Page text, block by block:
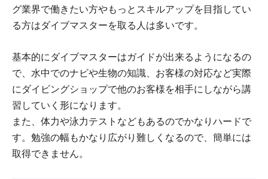
グ業界で働きたい方やもっとスキルアップを目指してい
る方はダイブマスターを取る人は多いです。
基本的にダイブマスターはガイドが出来るようになるの
で、水中でのナビや生物の知識、お客様の対応など実際
にダイビングショップで他のお客様を相手にしながら講
習していく形になります。
また、体力や泳力テストなどもあるのでかなりハードで
す。勉強の幅もかなり広がり難しくなるので、簡単には
取得できません。